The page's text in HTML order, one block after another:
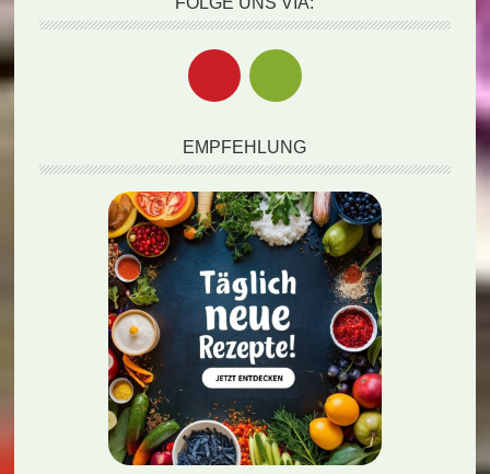
EMPFEHLUNG